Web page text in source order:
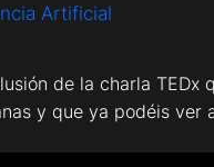
Artificial
de la charla TEDx
y que ya podéis ver